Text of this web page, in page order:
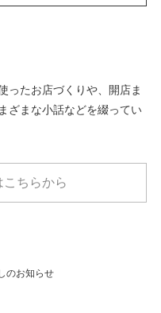
ったお店づくりや、開店ま
ざまな小話などを綴ってい
こちらから
のお知らせ